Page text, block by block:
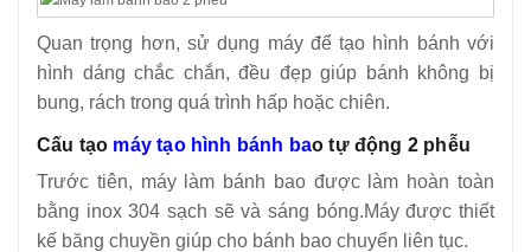
Quan trọng hơn, sử dụng máy để tạo hình bánh với
hình dáng chắc chắn, đều đẹp giúp bánh không bị
bung, rách trong quá trình hấp hoặc chiên.
Cấu tạo máy tạo hình bánh bao tự động 2 phễu
Trước tiên, máy làm bánh bao được làm hoàn toàn
bằng inox 304 sạch sẽ và sáng bóng.Máy được thiết
kế băng chuyền giúp cho bánh bao chuyển liên tục.